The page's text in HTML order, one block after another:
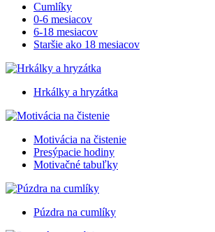
Cumlíky
0-6 mesiacov
6-18 mesiacov
Staršie ako 18 mesiacov
Hrkálky a hryzátka
Motivácia na čistenie
Presýpacie hodiny
Motivačné tabuľky
Púzdra na cumlíky